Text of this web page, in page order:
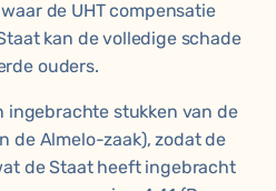
de UHT compensatie
kan de volledige schade
ouders.
ingebrachte stukken van de
de Almelo-zaak), zodat de
de Staat heeft ingebracht